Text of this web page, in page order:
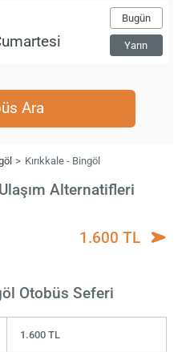
Bugün
Yarın
Ara
Kırıkkale - Bingöl
Alternatifleri
1.600 TL
Otobüs Seferi
1.600 TL